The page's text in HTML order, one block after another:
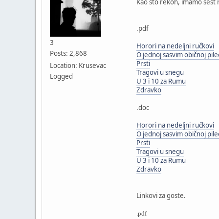
3
Posts: 2,868
Location: Krusevac
Logged
.pdf
Horori na nedeljni ručkovi
O jednoj sasvim običnoj
Prsti
Tragovi u snegu
U 3 i 10 za Rumu
Zdravko
.doc
Horori na nedeljni ručkovi
O jednoj sasvim običnoj
Prsti
Tragovi u snegu
U 3 i 10 za Rumu
Zdravko
Linkovi za goste.
.pdf